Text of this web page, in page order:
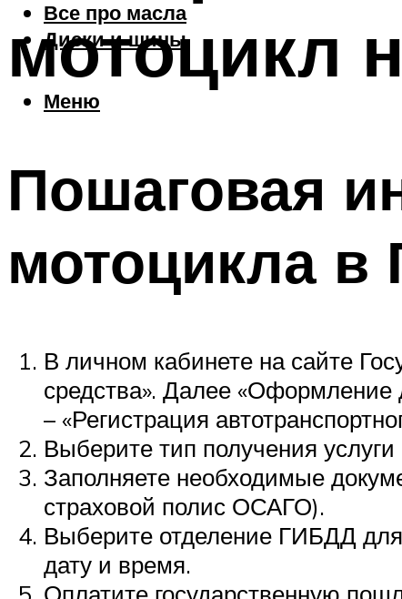
Все про масла
Диски и шины
Меню
мотоцикл
Пошаговая
мотоцикла
В личном кабинете на сайте
средства». Далее «Оформление
– «Регистрация
Выберите тип получения
Заполняете необходимые
страховой полис ОСАГО).
Выберите отделение ГИБДД
дату и время.